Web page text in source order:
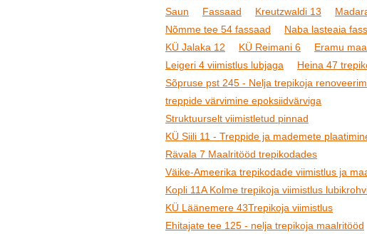
Saun
Fassaad Kreutzwaldi 13
Nõmme tee 54 fassaad
Naba lasteaia
KÜ Jalaka 12
KÜ Reimani 6
Eramu
Leigeri 4 viimistlus lubjaga
Heina 47
Sõpruse pst 245 - Nelja trepikoja
treppide värvimine epoksiidvärviga
Struktuurselt viimistletud pinnad
KÜ Siili 11 - Treppide ja mademete
Rävala 7 Maalritööd trepikodades
Väike-Ameerika trepikodade viimistlus ja
Kopli 11A Kolme trepikoja viimistlus
KÜ Läänemere 43Trepikoja viimistlus
Ehitajate tee 125 - nelja trepikoja maalritööd